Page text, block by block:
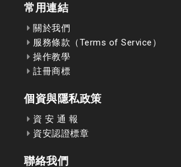
常用連結
關於我們
服務條款（Terms of Service）
操作教學
註冊商標
個資與隱私政策
資 安 通 報
資安認證標章
聯絡我們